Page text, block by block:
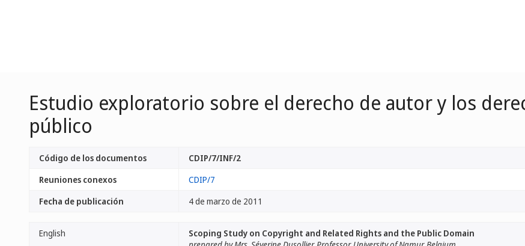
Estudio exploratorio sobre el derecho de autor y los
público
Código de los documentos
CDIP/7/INF/2
Reuniones conexos
CDIP/7
Fecha de publicación
4 de marzo de 2011
English
Scoping Study on Copyright and Related Rights and the Public Domain